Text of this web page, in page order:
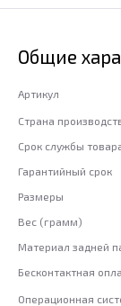
Общие
Артикул
Страна
Срок службы
Гарантийный срок
Размеры
Вес (грамм)
Материал задней
Бесконтактная
Операционная